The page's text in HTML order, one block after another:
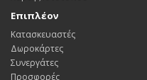
Επιπλέον
Κατασκευαστές
Δωροκάρτες
Συνεργάτες
Προσφορές